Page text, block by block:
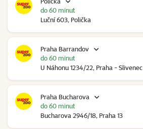
Luční 603, Polička
do 60 minut
Praha Barrandov
U Náhonu 1234/22, Praha - Slivenec
do 60 minut
Praha Bucharova
Bucharova 2946/18, Praha 13
do 60 minut